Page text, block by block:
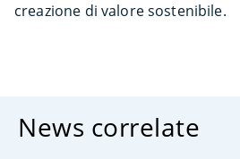
creazione di valore sostenibile.
News correlate